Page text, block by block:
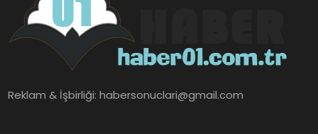
Reklam & İşbirliği:habersonuclari@gmail.com